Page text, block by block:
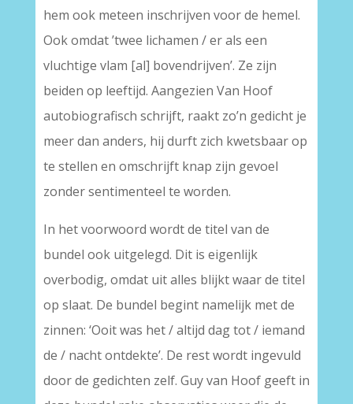
hem ook meteen inschrijven voor de hemel.
Ook omdat ’twee lichamen / er als een
vluchtige vlam [al] bovendrijven’. Ze zijn
beiden op leeftijd. Aangezien Van Hoof
autobiografisch schrijft, raakt zo’n gedicht je
meer dan anders, hij durft zich kwetsbaar op
te stellen en omschrijft knap zijn gevoel
zonder sentimenteel te worden.
In het voorwoord wordt de titel van de
bundel ook uitgelegd. Dit is eigenlijk
overbodig, omdat uit alles blijkt waar de titel
op slaat. De bundel begint namelijk met de
zinnen: ‘Ooit was het / altijd dag tot / iemand
de / nacht ontdekte’. De rest wordt ingevuld
door de gedichten zelf. Guy van Hoof geeft in